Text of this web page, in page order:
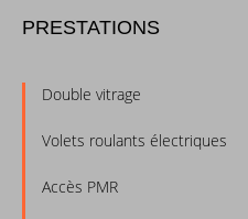
PRESTATIONS
Double vitrage
Volets roulants électriques
Accès PMR